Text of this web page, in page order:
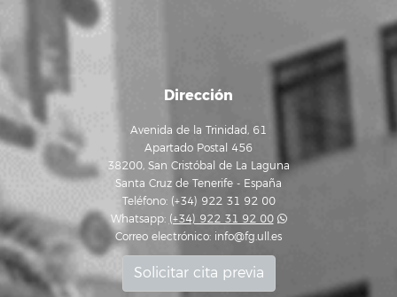
Dirección
Avenida de la Trinidad, 61
Apartado Postal 456
38200, San Cristóbal de La Laguna
Santa Cruz de Tenerife - España
Teléfono: (+34) 922 31 92 00
Whatsapp: (+34) 922 31 92 00
Correo electrónico: info@fg.ull.es
Solicitar cita previa